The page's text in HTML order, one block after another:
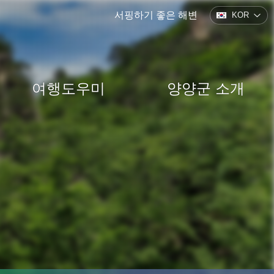
서핑하기 좋은 해변 KOR
여행도우미 양양군 소개